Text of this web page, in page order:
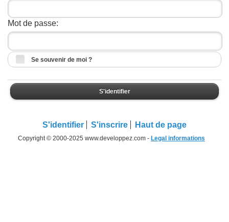
Mot de passe:
Se souvenir de moi ?
S'identifier
S'identifier S'inscrire Haut de page
Copyright © 2000-2025 www.developpez.com - Legal informations